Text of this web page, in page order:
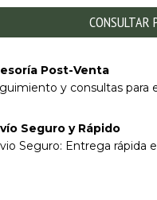
Post-Venta
y consultas para
Seguro y Rápido
Seguro: Entrega rápida